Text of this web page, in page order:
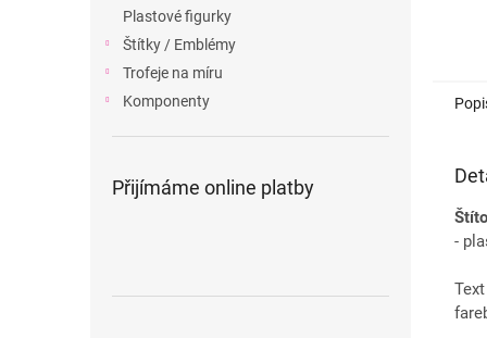
Plastové figurky
Štítky / Emblémy
Trofeje na míru
Komponenty
Přijímáme online platby
-